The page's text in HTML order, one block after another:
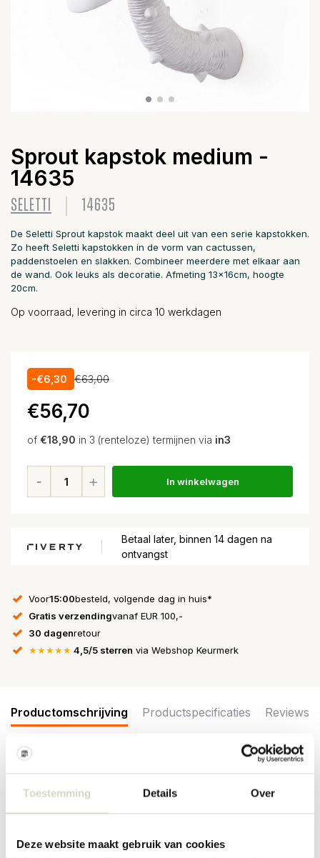
Toestemming Details Over
Deze website maakt gebruik van cookies
Sprout kapstok medium -
14635
SELETTI 14635
De Seletti Sprout kapstok maakt deel uit van een serie kapstokken.
Zo heeft Seletti kapstokken in de vorm van cactussen,
paddenstoelen en slakken. Combineer meerdere met elkaar aan
de wand. Ook leuks als decoratie. Afmeting 13x16cm, hoogte
20cm.
Op voorraad, levering in circa 10 werkdagen
-€6,30 €63,00
€56,70
of €18,90 in 3 (renteloze) termijnen via in3
In winkelwagen
Betaal later, binnen 14 dagen na
ontvangst
Voor15:00besteld, volgende dag in huis*
Gratis verzendingvanaf EUR 100,-
30 dagenretour
★★★★★ 4,5/5 sterren via Webshop Keurmerk
Productomschrijving Productspecificaties Reviews
paddenstoelen en slakken. Combineer meerdere met elkaar aan
de wand. Ook leuks als decoratie. Afmeting 13x16cm, hoogte
Maat: 13x16cm, hoogte 20cm